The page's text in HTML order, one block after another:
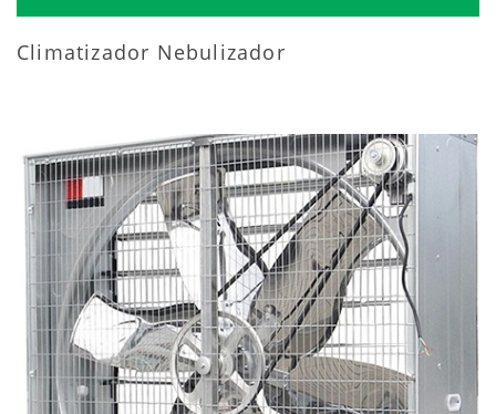
Climatizador Nebulizador